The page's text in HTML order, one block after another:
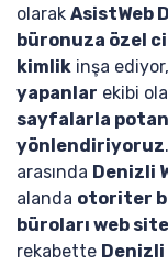
olarak AsistWeb
büronuza özel
kimlik inşa ediyor,
yapanlar ekibi
sayfalarla
yönlendiriyoruz
arasında Denizli
alanda otoriter
büroları web
rekabette Denizli